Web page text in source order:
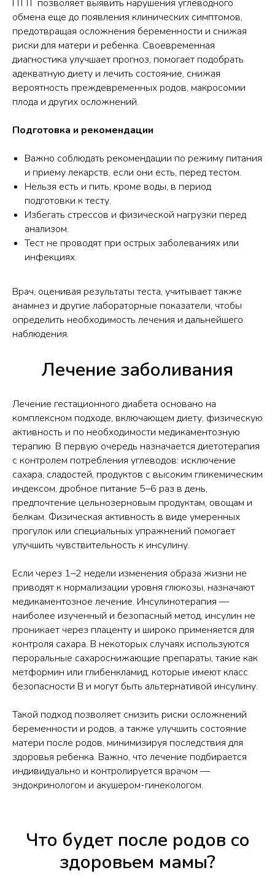
ПТТГ позволяет выявить нарушения углеводного
обмена еще до появления клинических симптомов,
предотвращая осложнения беременности и снижая
риски для матери и ребенка. Своевременная
диагностика улучшает прогноз, помогает подобрать
адекватную диету и лечить состояние, снижая
вероятность преждевременных родов, макросомии
плода и других осложнений.
Подготовка и рекомендации
Важно соблюдать рекомендации по режиму питания
и приему лекарств, если они есть, перед тестом.
Нельзя есть и пить, кроме воды, в период
подготовки к тесту.
Избегать стрессов и физической нагрузки перед
анализом.
Тест не проводят при острых заболеваниях или
инфекциях.
Врач, оценивая результаты теста, учитывает также
анамнез и другие лабораторные показатели, чтобы
определить необходимость лечения и дальнейшего
наблюдения.
Лечение заболивания
Лечение гестационного диабета основано на
комплексном подходе, включающем диету, физическую
активность и по необходимости медикаментозную
терапию. В первую очередь назначается диетотерапия
с контролем потребления углеводов: исключение
сахара, сладостей, продуктов с высоким гликемическим
индексом, дробное питание 5–6 раз в день,
предпочтение цельнозерновым продуктам, овощам и
белкам. Физическая активность в виде умеренных
прогулок или специальных упражнений помогает
улучшить чувствительность к инсулину.
Если через 1–2 недели изменения образа жизни не
приводят к нормализации уровня глюкозы, назначают
медикаментозное лечение. Инсулинотерапия —
наиболее изученный и безопасный метод, инсулин не
проникает через плаценту и широко применяется для
контроля сахара. В некоторых случаях используются
пероральные сахароснижающие препараты, такие как
метформин или глибенкламид, которые имеют класс
безопасности В и могут быть альтернативой инсулину.
Такой подход позволяет снизить риски осложнений
беременности и родов, а также улучшить состояние
матери после родов, минимизируя последствия для
здоровья ребенка. Важно, что лечение подбирается
индивидуально и контролируется врачом —
эндокринологом и акушером-гинекологом.​
Что будет после родов со
здоровьем мамы?